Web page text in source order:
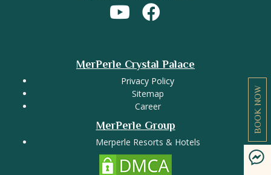
MerPerle Crystal Palace
Privacy Policy
Sitemap
Career
MerPerle Group
Merperle Resorts & Hotels
BOOK NOW